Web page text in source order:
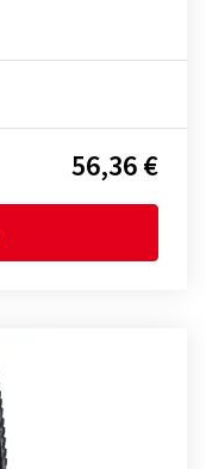
56,36 €